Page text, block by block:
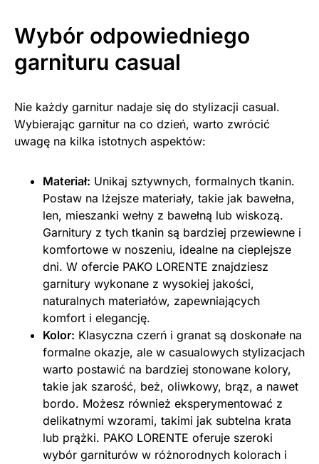
Wybór odpowiedniego
garnituru casual
Nie każdy garnitur nadaje się do stylizacji casual.
Wybierając garnitur na co dzień, warto zwrócić
uwagę na kilka istotnych aspektów:
Materiał: Unikaj sztywnych, formalnych tkanin.
Postaw na lżejsze materiały, takie jak bawełna,
len, mieszanki wełny z bawełną lub wiskozą.
Garnitury z tych tkanin są bardziej przewiewne i
komfortowe w noszeniu, idealne na cieplejsze
dni. W ofercie PAKO LORENTE znajdziesz
garnitury wykonane z wysokiej jakości,
naturalnych materiałów, zapewniających
komfort i elegancję.
Kolor: Klasyczna czerń i granat są doskonałe na
formalne okazje, ale w casualowych stylizacjach
warto postawić na bardziej stonowane kolory,
takie jak szarość, beż, oliwkowy, brąz, a nawet
bordo. Możesz również eksperymentować z
delikatnymi wzorami, takimi jak subtelna krata
lub prążki. PAKO LORENTE oferuje szeroki
wybór garniturów w różnorodnych kolorach i